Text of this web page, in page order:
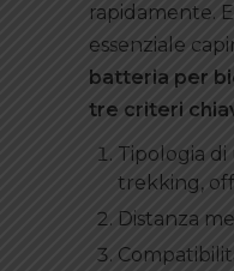
rapidamente.
essenziale
batteria per
tre criteri
Tipologia
trekking,
Distanza